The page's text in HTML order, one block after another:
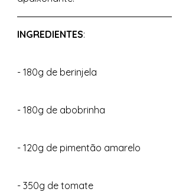
INGREDIENTES:
- 180g de berinjela
- 180g de abobrinha
- 120g de pimentão amarelo
- 350g de tomate